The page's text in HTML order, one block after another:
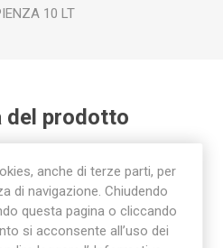
10 LT
del prodotto
, tappo (11) beccuccio (4)
, tanica 10 litri (4) ,
(4) tanica in metallo (2)
anche di terze parti, per
di navigazione. Chiudendo
questa pagina o cliccando
si acconsente all’uso dei